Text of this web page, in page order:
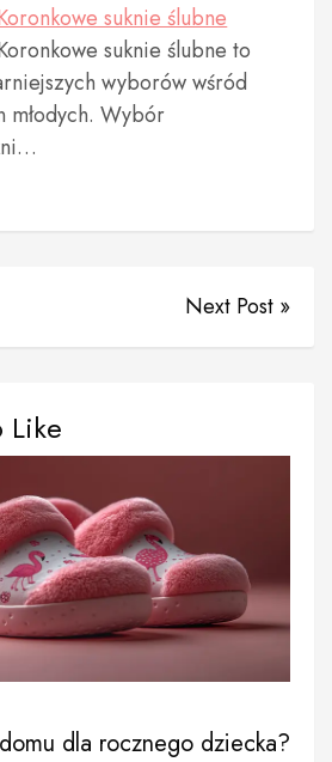
suknie ślubne
suknie ślubne to
wyborów wśród
młodych. Wybór
Next Post »
Like
dla rocznego dziecka?